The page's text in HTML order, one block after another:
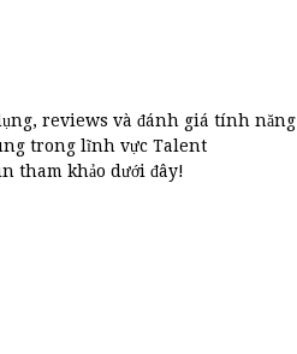
reviews và đánh giá tính năng
trong lĩnh vực Talent
tham khảo dưới đây!